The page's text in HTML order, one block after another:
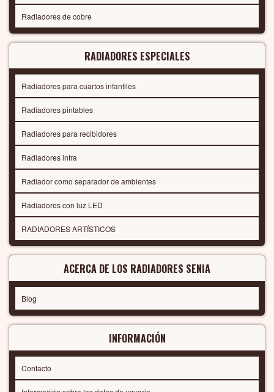
Radiadores de cobre
RADIADORES ESPECIALES
Radiadores para cuartos infantiles
Radiadores pintables
Radiadores para recibidores
Radiadores infra
Radiador como separador de ambientes
Radiadores con luz LED
RADIADORES ARTÍSTICOS
ACERCA DE LOS RADIADORES SENIA
Blog
INFORMACIÓN
Contacto